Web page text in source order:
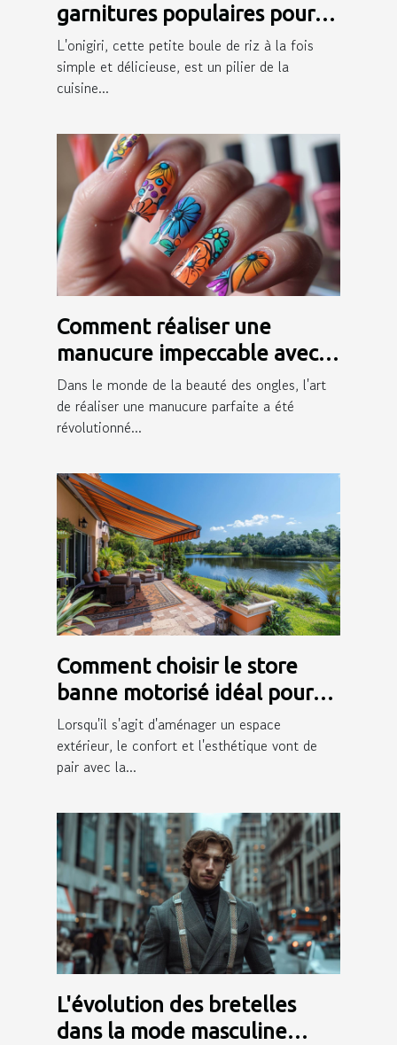
garnitures populaires pour
onigiri
L'onigiri, cette petite boule de riz à la fois
simple et délicieuse, est un pilier de la
cuisine...
Comment réaliser une
manucure impeccable avec
des autocollants pour ongles
Dans le monde de la beauté des ongles, l'art
de réaliser une manucure parfaite a été
révolutionné...
Comment choisir le store
banne motorisé idéal pour
votre extérieur
Lorsqu'il s'agit d'aménager un espace
extérieur, le confort et l'esthétique vont de
pair avec la...
L'évolution des bretelles
dans la mode masculine